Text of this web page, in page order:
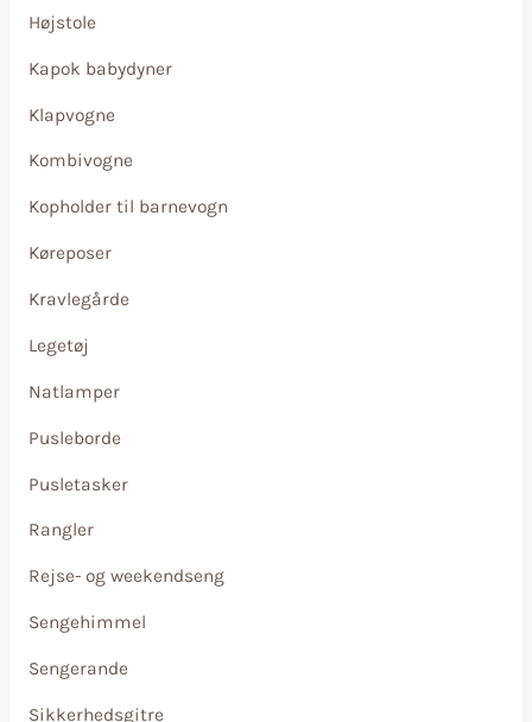
Højstole
Kapok babydyner
Klapvogne
Kombivogne
Kopholder til barnevogn
Køreposer
Kravlegårde
Legetøj
Natlamper
Pusleborde
Pusletasker
Rangler
Rejse- og weekendseng
Sengehimmel
Sengerande
Sikkerhedsgitre